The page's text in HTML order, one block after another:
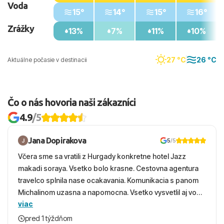
Aktuálne počasie v destinacii 27 °C 26 °C
Voda
Zrážky
15°
13%
14°
7%
15°
11%
16°
10%
Čo o nás hovoria naši zákazníci
4.9/5
Jana Dopirakova 5/5
Včera sme sa vratili z Hurgady konkretne hotel Jazz
makadi soraya. Vsetko bolo krasne. Cestovna agentura
travelco splnila nase ocakavania. Komunikacia s panom
Michalinom uzasna a napomocna. Vsetko vysvetlil aj vo
vecernych hodinach zaco sa ospravedlnujem. Hotel
krasny, cisty. Sluzby top. Strava, prostredie, more,
viac
pred 1 týždňom